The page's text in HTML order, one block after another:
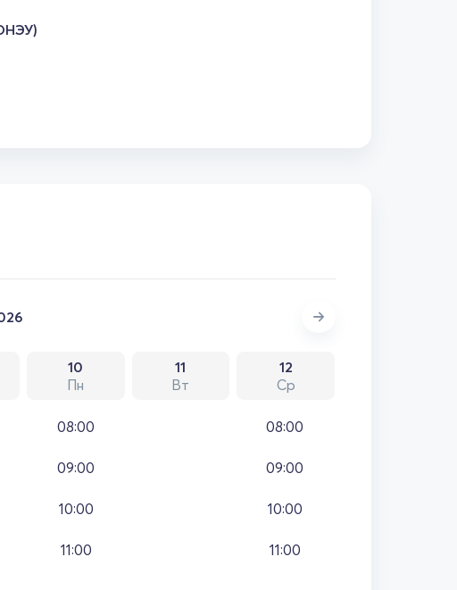
10
Пн
11
Вт
12
Ср
08:00
09:00
10:00
11:00
08:00
09:00
10:00
11:00